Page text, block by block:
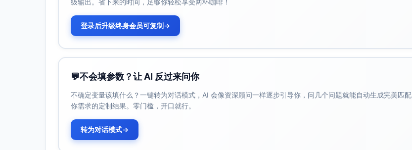
name(varchar(200)), parent_id(uuid) 可空, path(ltree/varchar), region_code(varchar(64))
2.2 主数据（MDM）
mdm_source_system
name(varchar(128)), code(varchar(64)), description(text)
party_type(varchar(32) 枚举：organization/person), master_score(int), survivorship(jsonb)
party_id(uuid), source_system_id(uuid), source_record_id(varchar(128)), link_confidence(int)
product
级输出。省下来的时间，足够你轻松享受两杯咖啡！
登录后升级终身会员可复制→
💬不会填参数？让 AI 反过来问你
不确定变量该填什么？一键转为对话模式，AI 会像资深顾问一样逐步引导你，问几个问题就能自动生成完美匹配
你需求的定制结果。零门槛，开口就行。
转为对话模式→